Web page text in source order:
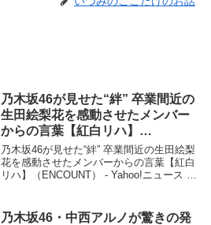
乃木坂46が見せた“絆” 卒業間近の
生田絵梨花を感動させたメンバー
からの言葉【紅白リハ】
（ENCOUNT） – Yahoo!ニュース
– Yahoo!ニュース
乃木坂46が見せた“絆” 卒業間近の生田絵梨
花を感動させたメンバーからの言葉【紅白
リハ】（ENCOUNT） - Yahoo!ニュース -
感動させたメ...
乃木坂46・中西アルノが驚きの発